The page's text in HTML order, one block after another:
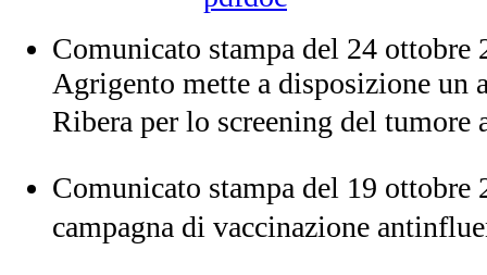
Comunicato stampa del 24 ottobre
Agrigento mette a disposizione un
Ribera per lo screening del tumore
Comunicato stampa del 19 ottobre
campagna di vaccinazione